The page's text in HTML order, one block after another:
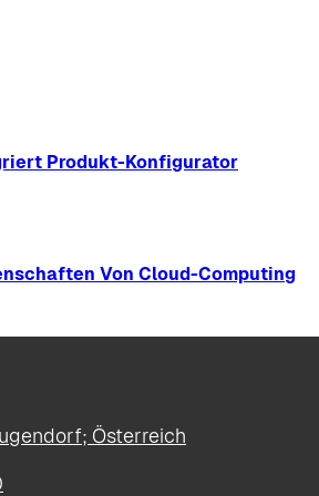
Produkt-Konfigurator
Von Cloud-Computing
Österreich